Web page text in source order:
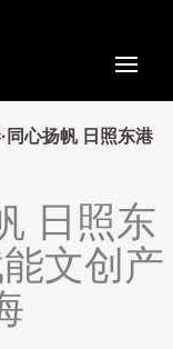
同心扬帆 日照东港
日照东
文创产